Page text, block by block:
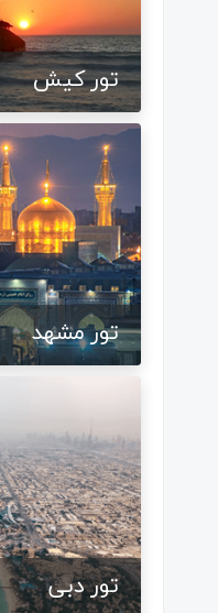
تور کیش
تور مشهد
تور دبی